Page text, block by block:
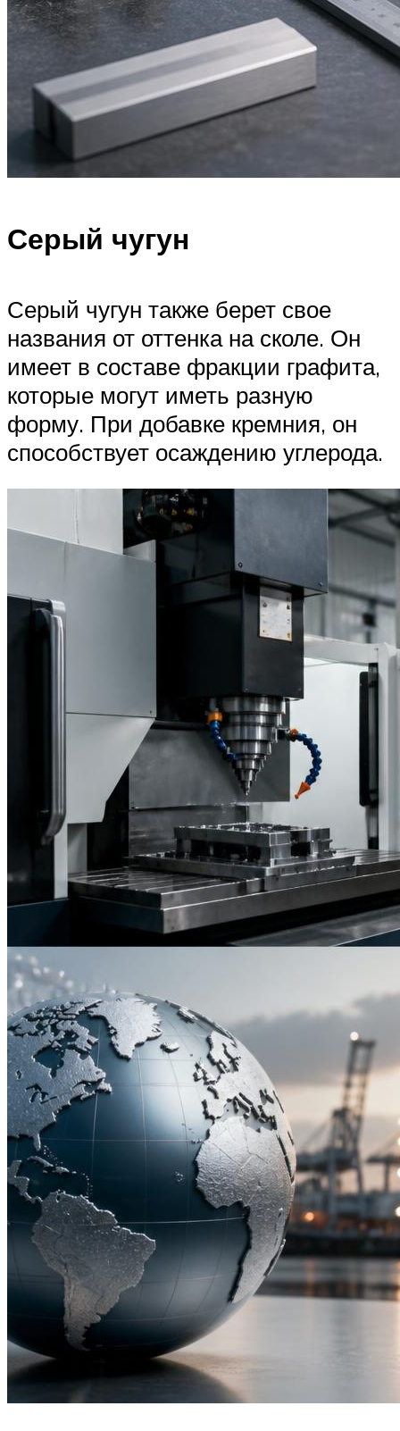
Серый чугун
Серый чугун также берет свое
названия от оттенка на сколе. Он
имеет в составе фракции графита,
которые могут иметь разную
форму. При добавке кремния, он
способствует осаждению углерода.